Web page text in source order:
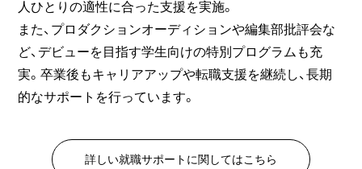
人ひとりの適性に合った支援を実施。
また、プロダクションオーディションや編集部批評会な
ど、デビューを目指す学生向けの特別プログラムも充
実。卒業後もキャリアアップや転職支援を継続し、長期
的なサポートを行っています。
詳しい就職サポートに関してはこちら